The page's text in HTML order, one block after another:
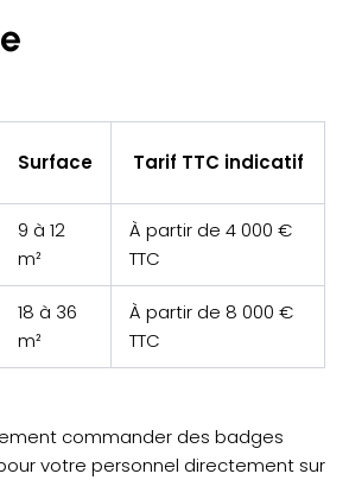
Surface Tarif TTC indicatif
9 à 12
m²
À partir de 4 000 €
TTC
18 à 36
m²
À partir de 8 000 €
TTC
commander des badges
votre personnel directement sur